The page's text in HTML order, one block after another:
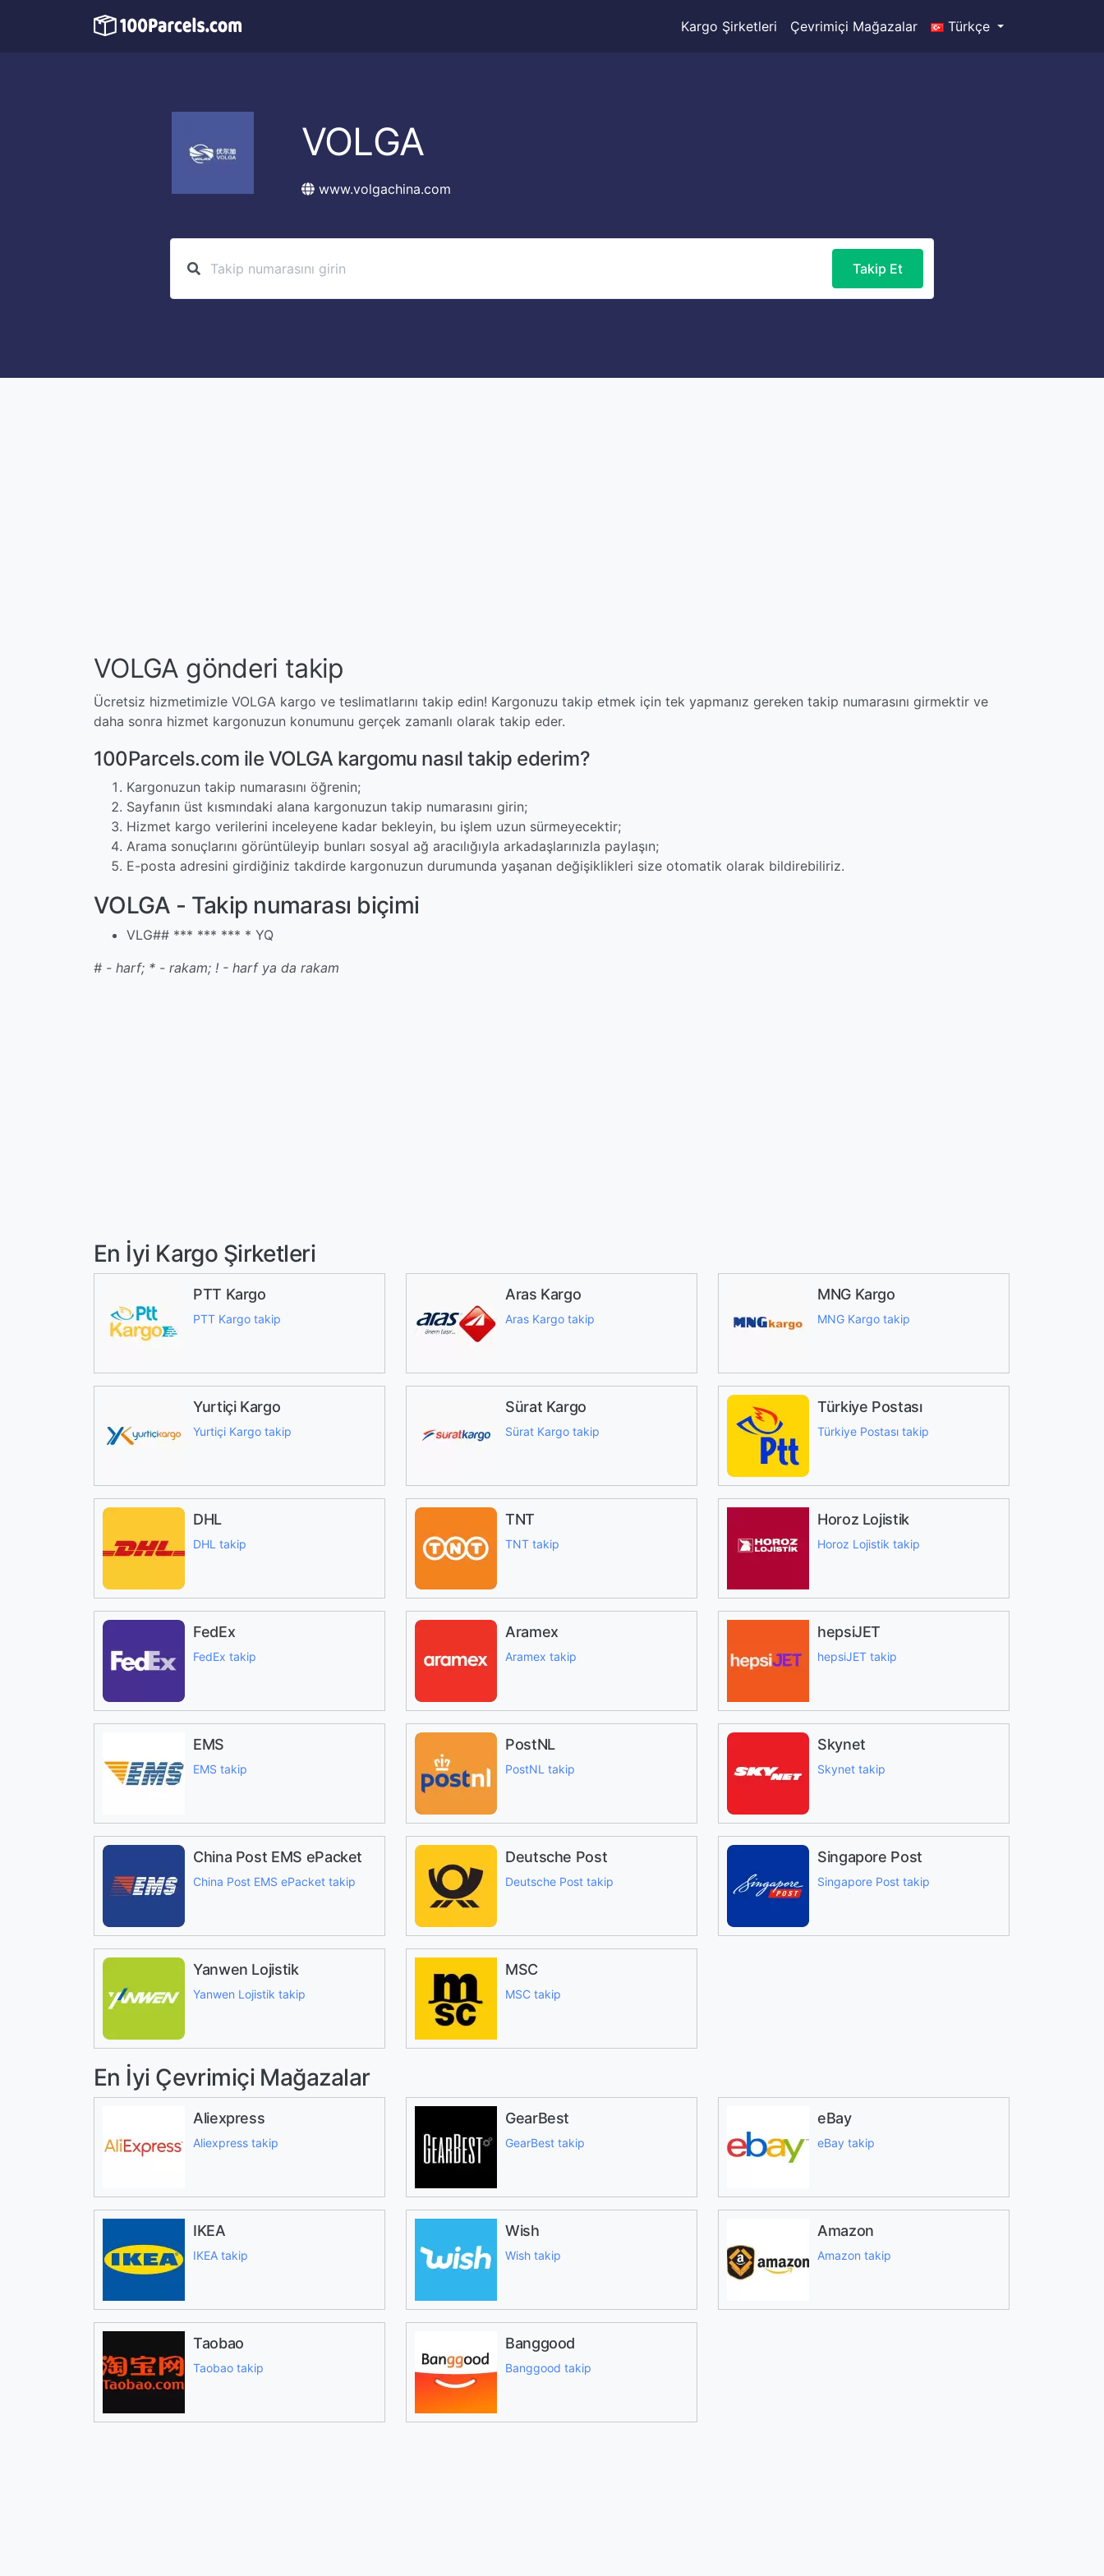
Kargo Şirketleri Çevrimiçi Mağazalar Türkçe
VOLGA
www.volgachina.com
Takip Et
VOLGA gönderi takip
Ücretsiz hizmetimizle VOLGA kargo ve teslimatlarını takip edin! Kargonuzu takip etmek için tek yapmanız gereken takip numarasını girmektir ve
daha sonra hizmet kargonuzun konumunu gerçek zamanlı olarak takip eder.
100Parcels.com ile VOLGA kargomu nasıl takip ederim?
Kargonuzun takip numarasını öğrenin;
Sayfanın üst kısmındaki alana kargonuzun takip numarasını girin;
Hizmet kargo verilerini inceleyene kadar bekleyin, bu işlem uzun sürmeyecektir;
Arama sonuçlarını görüntüleyip bunları sosyal ağ aracılığıyla arkadaşlarınızla paylaşın;
E-posta adresini girdiğiniz takdirde kargonuzun durumunda yaşanan değişiklikleri size otomatik olarak bildirebiliriz.
VOLGA - Takip numarası biçimi
VLG## *** *** *** * YQ
# - harf; * - rakam; ! - harf ya da rakam
En İyi Kargo Şirketleri
PTT Kargo
PTT Kargo takip
Aras Kargo
Aras Kargo takip
MNG Kargo
MNG Kargo takip
Yurtiçi Kargo
Yurtiçi Kargo takip
Sürat Kargo
Sürat Kargo takip
Türkiye Postası
Türkiye Postası takip
DHL
DHL takip
TNT
TNT takip
Horoz Lojistik
Horoz Lojistik takip
FedEx
FedEx takip
Aramex
Aramex takip
hepsiJET
hepsiJET takip
EMS
EMS takip
PostNL
PostNL takip
Skynet
Skynet takip
China Post EMS ePacket
China Post EMS ePacket takip
Deutsche Post
Deutsche Post takip
Singapore Post
Singapore Post takip
Yanwen Lojistik
Yanwen Lojistik takip
MSC
MSC takip
En İyi Çevrimiçi Mağazalar
Aliexpress
Aliexpress takip
GearBest
GearBest takip
eBay
eBay takip
IKEA
IKEA takip
Wish
Wish takip
Amazon
Amazon takip
Taobao
Taobao takip
Banggood
Banggood takip